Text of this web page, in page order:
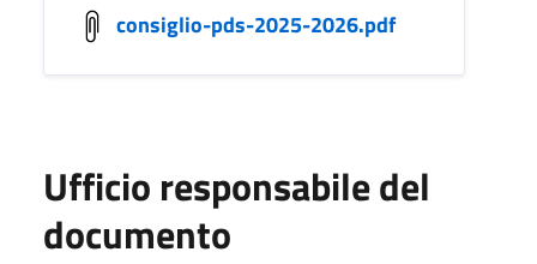
consiglio-pds-2025-2026.pdf
Ufficio responsabile del
documento